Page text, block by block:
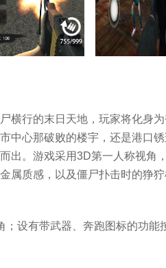
横行的末日天地，玩家将化身
中心那破败的楼宇，还是港口
出。游戏采用3D第一人称视角
属质感，以及僵尸扑击时的狰狞
设有带武器、奔跑图标的功